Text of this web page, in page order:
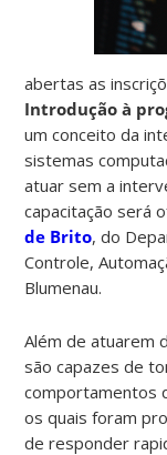
abertas as
Introdução à
um conceito da
sistemas
atuar sem a
capacitação será
de Brito, do
Controle,
Blumenau.
Além de atuarem
são capazes de
comportamentos
os quais foram
de responder